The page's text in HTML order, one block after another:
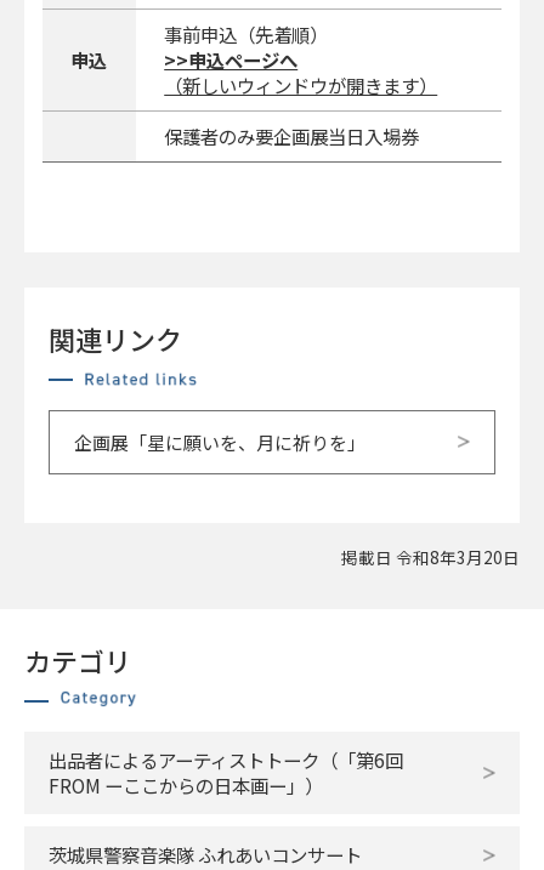
申込
事前申込（先着順）
>>申込ページへ
（新しいウィンドウが開きます）
保護者のみ要企画展当日入場券
関連リンク
企画展「星に願いを、月に祈りを」
掲載日 令和8年3月20日
カテゴリ
出品者によるアーティストトーク（「第6回
FROM ーここからの日本画ー」）
茨城県警察音楽隊 ふれあいコンサート